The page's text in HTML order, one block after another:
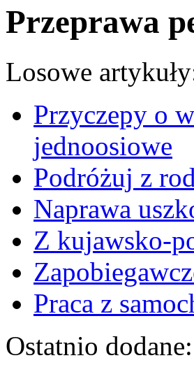
Przeprawa
Losowe
Przyczepy o
jednoosiowe
Podróżuj z
Naprawa
Z kujawsko-
Praca z
Ostatnio dodane: